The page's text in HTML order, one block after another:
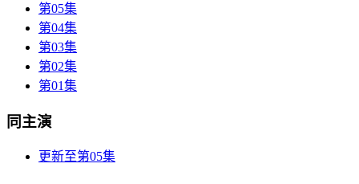
第05集
第04集
第03集
第02集
第01集
同主演
更新至第05集